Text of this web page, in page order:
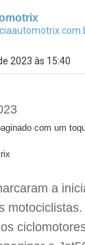
2023 às 15:40
com um
a